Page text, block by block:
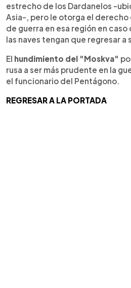
estrecho de los Dardanelos -
Asia-, pero le otorga el derecho
de guerra en esa región en caso
las naves tengan que regresar a
El hundimiento del "Moskva"
rusa a ser más prudente en la
el funcionario del Pentágono.
REGRESAR A LA PORTADA